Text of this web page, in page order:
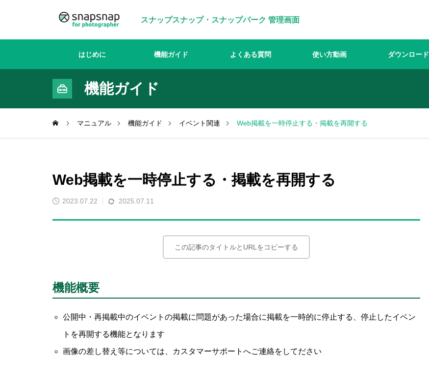
スナップスナップ・スナップパーク 管理画面
はじめに 機能ガイド よくある質問 使い方動画 ダウンロード
機能ガイド
マニュアル 機能ガイド イベント関連 Web掲載を一時停止する・掲載を再開する
Web掲載を一時停止する・掲載を再開する
2023.07.22 2025.07.11
この記事のタイトルとURLをコピーする
機能概要
公開中・再掲載中のイベントの掲載に問題があった場合に掲載を一時的に停止する、停止したイベン
トを再開する機能となります
画像の差し替え等については、カスタマーサポートへご連絡をしてださい